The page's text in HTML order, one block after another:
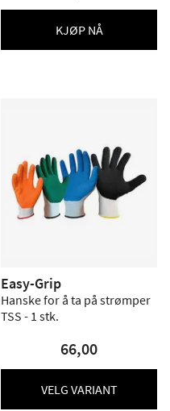
KJØP NÅ
Easy-Grip
Hanske for å ta på strømper
TSS - 1 stk.
66,00
VELG VARIANT